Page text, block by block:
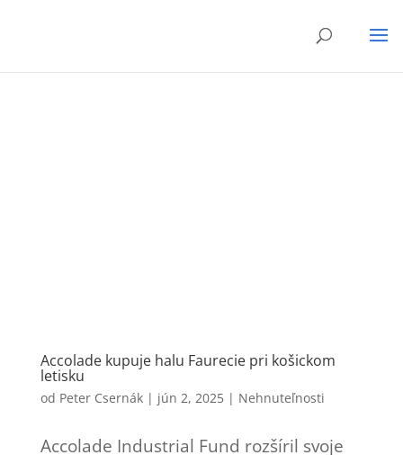
Accolade kupuje halu Faurecie pri košickom
letisku
od Peter Csernák| jún 2, 2025| Nehnuteľnosti
Accolade Industrial Fund rozšíril svoje